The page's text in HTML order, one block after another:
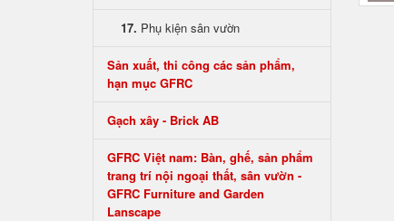
17. Phụ kiện sân vườn
Sản xuất, thi công các sản phẩm,
hạn mục GFRC
Gạch xây - Brick AB
GFRC Việt nam: Bàn, ghế, sản phẩm
trang trí nội ngoại thất, sân vườn -
GFRC Furniture and Garden
Lanscape